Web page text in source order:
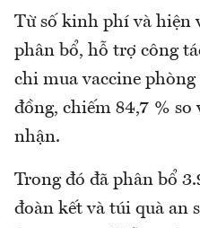
Từ số kinh phí và hiện
phân bổ, hỗ trợ công
chi mua vaccine phòng
đồng, chiếm 84,7 %
nhận.
Trong đó đã phân bổ
đoàn kết và túi quà an